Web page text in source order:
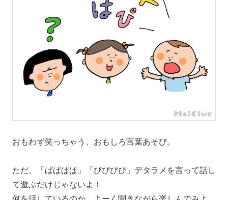
おもわず笑っちゃう、おもしろ言葉あそび。
ただ、「ぱぱぱぱ」「ぴぴぴぴ」デタラメを言って話し
て遊ぶだけじゃないよ！